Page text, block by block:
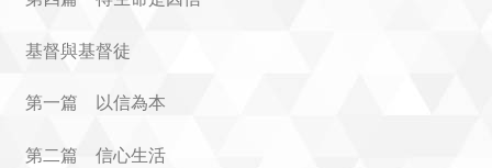
基督與基督徒
第一篇 以信為本
第二篇 信心生活